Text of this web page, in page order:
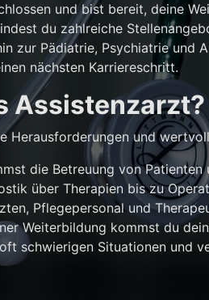
und bist bereit, deine
du zahlreiche
zur Pädiatrie, Psychiatrie und
nächsten Karriereschritt.
Assistenzarzt?
Herausforderungen und
die Betreuung von
über Therapien bis zu
Pflegepersonal und
Weiterbildung kommst du
schwierigen Situationen und